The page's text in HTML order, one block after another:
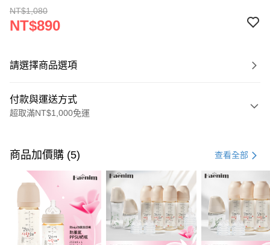
NT$1,080
NT$890
請選擇商品選項
付款與運送方式
超取滿NT$1,000免運
信用卡一次付款
信用卡分期付款
3 期 0 利率 每期 NT$296 21家銀行
合作金庫商業銀行
第一商業銀行
華南商業銀行
彰化商業銀行
上海商業儲蓄銀行
台北富邦商業銀行
6 期 0 利率 每期NT$148 21家銀行
合作金庫商業銀行
第一商業銀行
超商取貨付款
商品加價購 (5) 查看全部